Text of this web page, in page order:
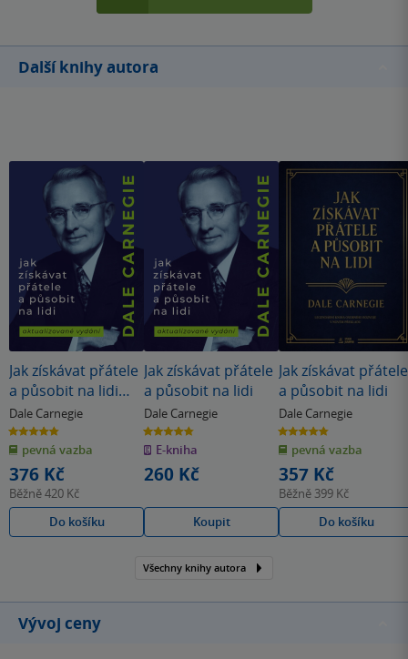
Další knihy autora
Jak získávat přátele
a působit na lidi
(nové vydání)
Dale Carnegie
4.8
z
5
hvězdiček
pevná vazba
376 Kč
Běžně420 Kč
Do košíku
Jak získávat přátele
a působit na lidi
Dale Carnegie
4.8
z
5
hvězdiček
E-kniha
260 Kč
Koupit
Jak získávat přátele
a působit na lidi
Dale Carnegie
4.8
z
5
hvězdiček
pevná vazba
357 Kč
Běžně 399 Kč
Do košíku
Všechny knihy autora
Vývoj ceny